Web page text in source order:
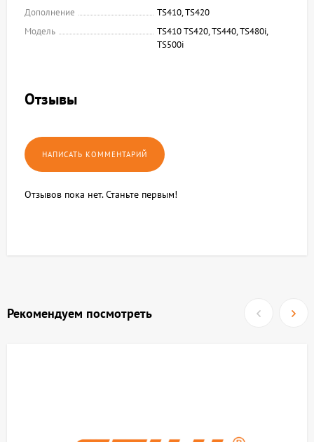
Дополнение
TS410, TS420
Модель
TS410 TS420, TS440, TS480i,
TS500i
Отзывы
Отзывов пока нет. Станьте первым!
Рекомендуем посмотреть